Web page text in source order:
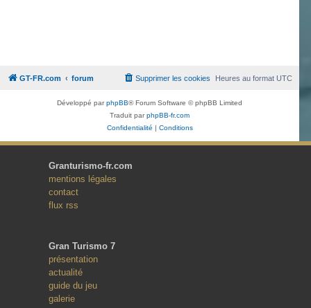
GT-FR.com forum Heures au formatUTC
Supprimer les cookies
Développé parphpBB® Forum Software © phpBB Limited
Traduit parphpBB-fr.com
Confidentialité | Conditions
Granturismo-fr.com
mentions légales
contact
flux rss
Gran Turismo 7
présentation
actualité
guide du jeu
galerie